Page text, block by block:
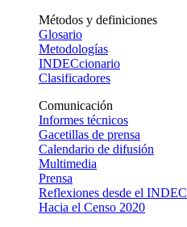
Métodos y definiciones
Glosario
Metodologías
INDECcionario
Clasificadores
Comunicación
Informes técnicos
Gacetillas de prensa
Calendario de difusión
Multimedia
Prensa
Reflexiones desde el INDEC
Hacia el Censo 2020